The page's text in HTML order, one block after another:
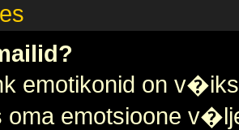
emotikonid on
oma emotsioone